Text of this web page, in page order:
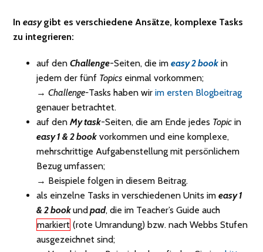
Ineasygibt es verschiedene Ansätze, komplexe Tasks
zu integrieren:
auf denChallenge-Seiten, die imeasy 2 book in
jedem der fünf Topics einmal vorkommen;
→Challenge-Tasks haben wirim ersten Blogbeitrag
genauer betrachtet.
auf denMy task-Seiten, die am Ende jedes Topic in
easy 1 & 2 book vorkommen und eine komplexe,
mehrschrittige Aufgabenstellung mit persönlichem
Bezug umfassen;
→ Beispiele folgen in diesem Beitrag.
als einzelne Tasks in verschiedenen Units imeasy 1
& 2 bookundpad, die im Teacher’s Guide auch
markiert (rote Umrandung) bzw. nach Webbs Stufen
ausgezeichnet sind;